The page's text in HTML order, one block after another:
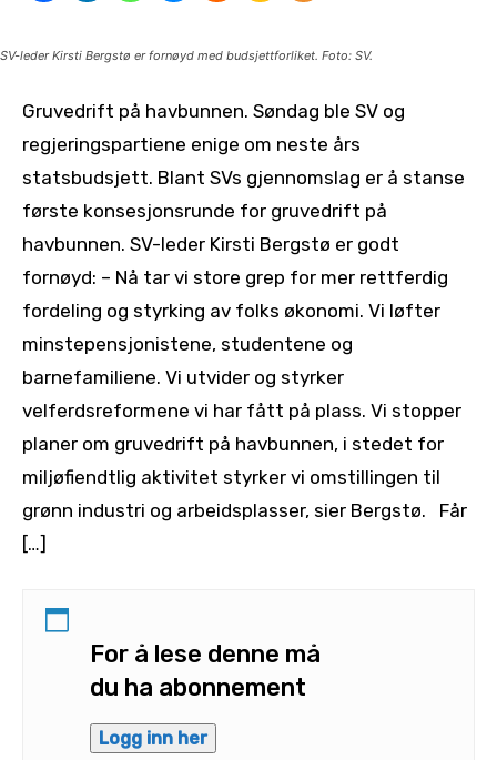
SV-leder Kirsti Bergstø er fornøyd med budsjettforliket. Foto: SV.
Gruvedrift på havbunnen. Søndag ble SV og
regjeringspartiene enige om neste års
statsbudsjett. Blant SVs gjennomslag er å stanse
første konsesjonsrunde for gruvedrift på
havbunnen. SV-leder Kirsti Bergstø er godt
fornøyd: – Nå tar vi store grep for mer rettferdig
fordeling og styrking av folks økonomi. Vi løfter
minstepensjonistene, studentene og
barnefamiliene. Vi utvider og styrker
velferdsreformene vi har fått på plass. Vi stopper
planer om gruvedrift på havbunnen, i stedet for
miljøfiendtlig aktivitet styrker vi omstillingen til
grønn industri og arbeidsplasser, sier Bergstø. Får
[…]
For å lese denne må
du ha abonnement
Logg inn her